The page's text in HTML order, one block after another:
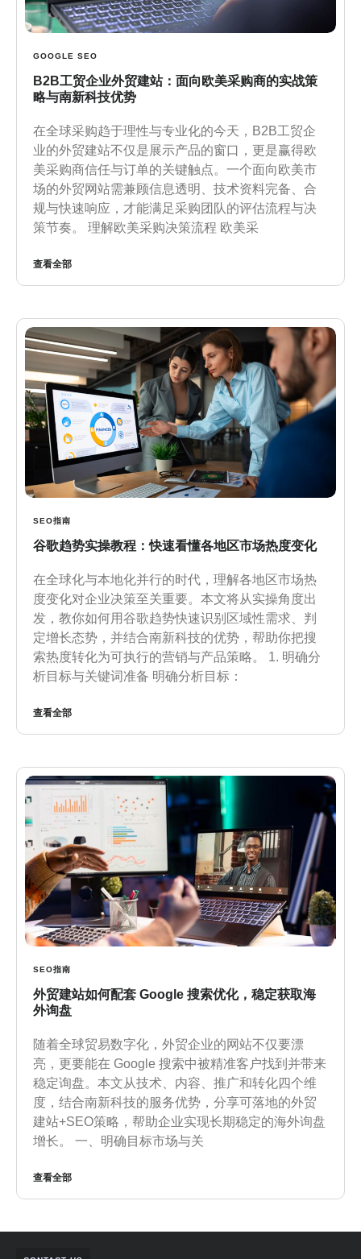
GOOGLE SEO
B2B工贸企业外贸建站：面向欧美采购商的实战策
略与南新科技优势
在全球采购趋于理性与专业化的今天，B2B工贸企
业的外贸建站不仅是展示产品的窗口，更是赢得欧
美采购商信任与订单的关键触点。一个面向欧美市
场的外贸网站需兼顾信息透明、技术资料完备、合
规与快速响应，才能满足采购团队的评估流程与决
策节奏。 理解欧美采购决策流程 欧美采
查看全部
SEO指南
谷歌趋势实操教程：快速看懂各地区市场热度变化
在全球化与本地化并行的时代，理解各地区市场热
度变化对企业决策至关重要。本文将从实操角度出
发，教你如何用谷歌趋势快速识别区域性需求、判
定增长态势，并结合南新科技的优势，帮助你把搜
索热度转化为可执行的营销与产品策略。 1. 明确分
析目标与关键词准备 明确分析目标：
查看全部
SEO指南
外贸建站如何配套 Google 搜索优化，稳定获取海
外询盘
随着全球贸易数字化，外贸企业的网站不仅要漂
亮，更要能在 Google 搜索中被精准客户找到并带来
稳定询盘。本文从技术、内容、推广和转化四个维
度，结合南新科技的服务优势，分享可落地的外贸
建站+SEO策略，帮助企业实现长期稳定的海外询盘
增长。 一、明确目标市场与关
查看全部